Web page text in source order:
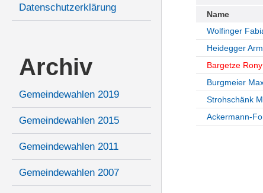
Datenschutzerklärung
Archiv
Gemeindewahlen 2019
Gemeindewahlen 2015
Gemeindewahlen 2011
Gemeindewahlen 2007
Name
Wolfinger
Heidegger
Bargetze Rony
Burgmeier
Strohschänk
Ackermann-